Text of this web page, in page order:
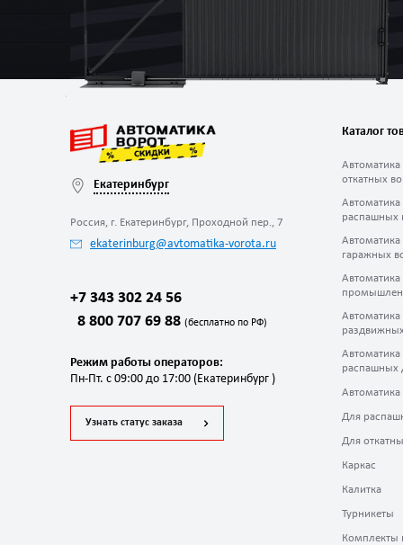
Екатеринбург
Россия, г. Екатеринбург, Проходной пер., 7
ekaterinburg@avtomatika-vorota.ru
+7 343 302 24 56
8 800 707 69 88 (бесплатно по РФ)
Режим работы операторов:
Пн-Пт. с 09:00 до 17:00 (Екатеринбург )
Узнать статус заказа
Каталог
Автоматика
откатных
Автоматика
распашных
Автоматика
гаражных
Автоматика
Автоматика
Автоматика
распашных
Для
Для
Каркас
Калитка
Турникеты
Комплекты